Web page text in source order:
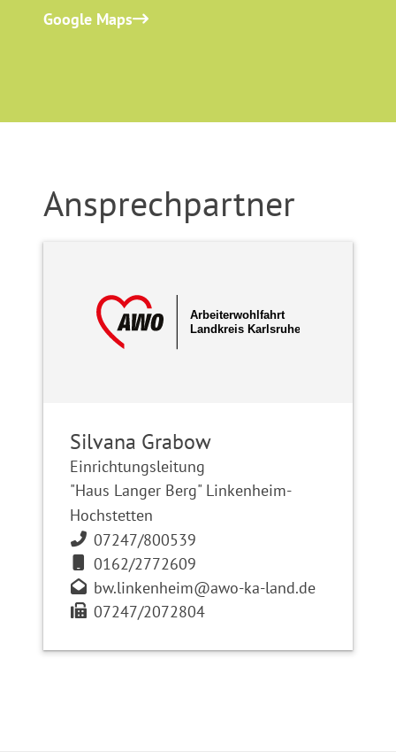
Google Maps
Ansprechpartner
Silvana Grabow
Einrichtungsleitung
"Haus Langer Berg" Linkenheim-
Hochstetten
07247/800539
0162/2772609
bw.linkenheim@awo-ka-land.de
07247/2072804